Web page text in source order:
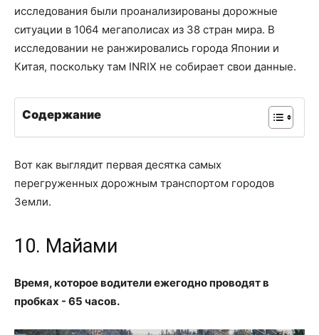
исследования были проанализированы дорожные
ситуации в 1064 мегаполисах из 38 стран мира. В
исследовании не ранжировались города Японии и
Китая, поскольку там INRIX не собирает свои данные.
Содержание
Вот как выглядит первая десятка самых
перегруженных дорожным транспортом городов
Земли.
10. Майами
Время, которое водители ежегодно проводят в
пробках - 65 часов.